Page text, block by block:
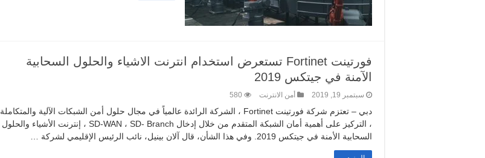
فورتينت Fortinet تستعرض استخدام انترنت الاشياء والحلول السحابية
الآمنة في جيتكس 2019
سبتمبر 19, 2019 أمن الانترنت 580
دبي – تعتزم شركة فورتينت Fortinet ، الشركة الرائدة عالمياً في مجال حلول أمن الشبكات الآلية والمتكاملة
، التركيز على أهمية أمان الشبكة المتقدم من خلال إدخال SD-WAN ، SD- Branch ، إنترنت الأشياء والحلول
السحابية الأمنة في جيتكس 2019. وفي هذا الشأن، قال آلان بينيل، نائب الرئيس الإقليمي لشركة …